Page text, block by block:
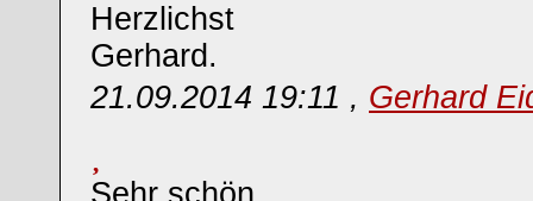
Herzlichst
Gerhard.
21.09.2014 19:11 , Gerhard
Sehr schön